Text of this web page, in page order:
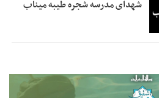
شهدای مدرسه شجره طیبه میناب